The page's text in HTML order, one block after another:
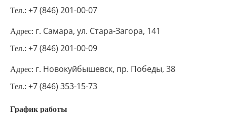
Тел.: +7 (846) 201-00-07
Адрес: г. Самара, ул. Стара-Загора, 141
Тел.: +7 (846) 201-00-09
Адрес: г. Новокуйбышевск, пр. Победы, 38
Тел.: +7 (846) 353-15-73
График работы